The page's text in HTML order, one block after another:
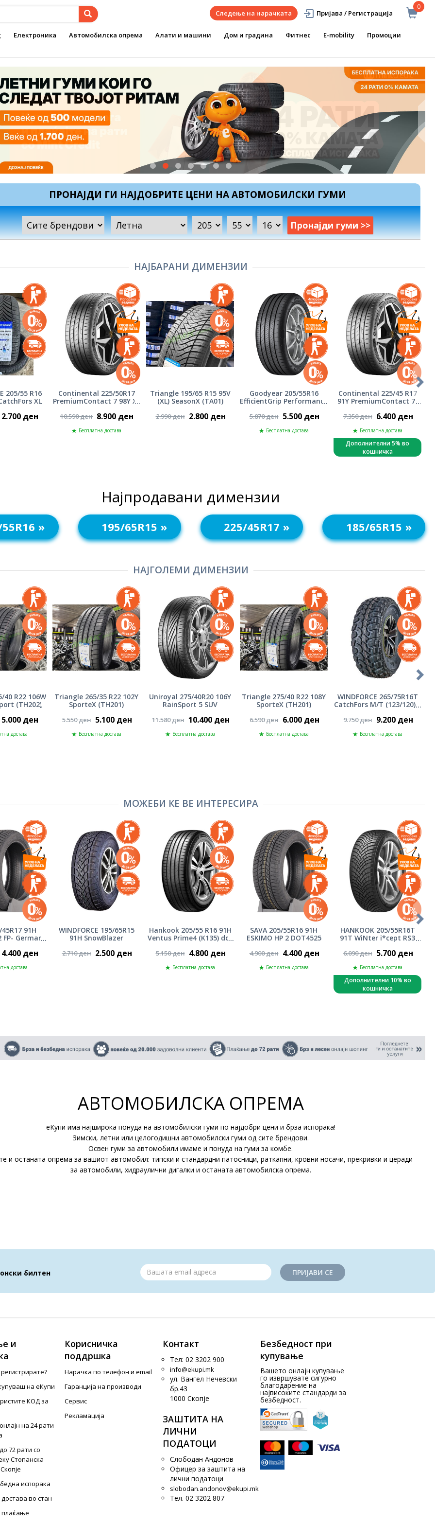
0
Следење на нарачката Пријава / Регистрација
Електроника Автомобилска опрема Алати и машини Дом и градина Фитнес E-mobility Промоции
prev
ПРОНАЈДИ ГИ НАЈДОБРИТЕ ЦЕНИ НА АВТОМОБИЛСКИ ГУМИ
Пронајди гуми >>
НАЈБАРАНИ ДИМЕНЗИИ
205/55 R16
XL
2.700 ден
Continental 225/50R17
PremiumContact 7 98Y XL
10.590 ден 8.900 ден
Бесплатна достава
Triangle 195/65 R15 95V
(XL) SeasonX (TA01)
2.990 ден 2.800 ден
Goodyear 205/55R16
EfficientGrip Performance
5.870 ден 5.500 ден
Бесплатна достава
Continental 225/45 R17
91Y PremiumContact 7-
7.350 ден 6.400 ден
Бесплатна достава
Дополнителни 5% во
кошничка
Најпродавани димензии
195/65R15 225/45R17 185/65R15
НАЈГОЛЕМИ ДИМЕНЗИИ
R22 106W
(TH202)
5.000 ден
достава
Triangle 265/35 R22 102Y
SporteX (TH201)
5.550 ден 5.100 ден
Бесплатна достава
Uniroyal 275/40R20 106Y
RainSport 5 SUV
11.580 ден 10.400 ден
Бесплатна достава
Triangle 275/40 R22 108Y
SporteX (TH201)
6.590 ден 6.000 ден
Бесплатна достава
WINDFORCE 265/75R16T
CatchFors M/T (123/120)Q
9.750 ден 9.200 ден
Бесплатна достава
МОЖЕБИ КЕ ВЕ ИНТЕРЕСИРА
91H
FP- Germany
4.400 ден
достава
WINDFORCE 195/65R15
91H SnowBlazer
2.710 ден 2.500 ден
Hankook 205/55 R16 91H
Ventus Prime4 (K135) dot
5.150 ден 4.800 ден
Бесплатна достава
SAVA 205/55R16 91H
ESKIMO HP 2 DOT4525
4.900 ден 4.400 ден
Бесплатна достава
HANKOOK 205/55R16T
91T WiNter i*cept RS3
6.090 ден 5.700 ден
Бесплатна достава
Дополнителни 10% во
кошничка
АВТОМОБИЛСКА ОПРЕМА
еКупи има најширока понуда на автомобилски гуми по најдобри цени и брза испорака!
Зимски, летни или целогодишни автомобилски гуми од сите брендови.
Освен гуми за автомобили имаме и понуда на гуми за комбе.
и останата опрема за вашиот автомобил: типски и стандардни патосници, раткапни, кровни носачи, прекривки и церади
за автомобили, хидраулични дигалки и останата автомобилска опрема.
билтен ПРИЈАВИ СЕ
и
на еКупи
КОД за
на 24 рати
72 рати со
Стопанска
испорака
во стан
Корисничка
поддршка
Нарачка по телефон и еmail
Гаранција на производи
Сервис
Рекламација
Контакт
Тел: 02 3202 900
info@ekupi.mk
ул. Вангел Нечевски
бр.43
1000 Скопје
ЗАШТИТА НА
ЛИЧНИ
ПОДАТОЦИ
Слободан Андонов
Офицер за заштита на
лични податоци
slobodan.andonov@ekupi.mk
Тел. 02 3202 807
Безбедност при
купување
Вашето онлајн купување
го извршувате сигурно
благодарение на
највисоките стандарди за
безбедност.